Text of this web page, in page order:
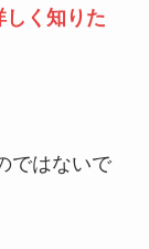
しく知りた
ではないで